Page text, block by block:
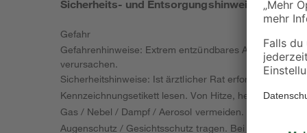
Sicherheits- und Entsorgungshinweise
Gefahr
Gefahrenhinweise: Extrem entzündbares Aerosol.
verursachen.
Sicherheitshinweise: Ist ärztlicher Rat erforderlich,
Kennzeichnungsetikett lesen. Von Hitze, heißen
Gas / Nebel / Dampf / Aerosol vermeiden. Nur im
Augenschutz / Gesichtsschutz tragen. Bei Kontakt mit